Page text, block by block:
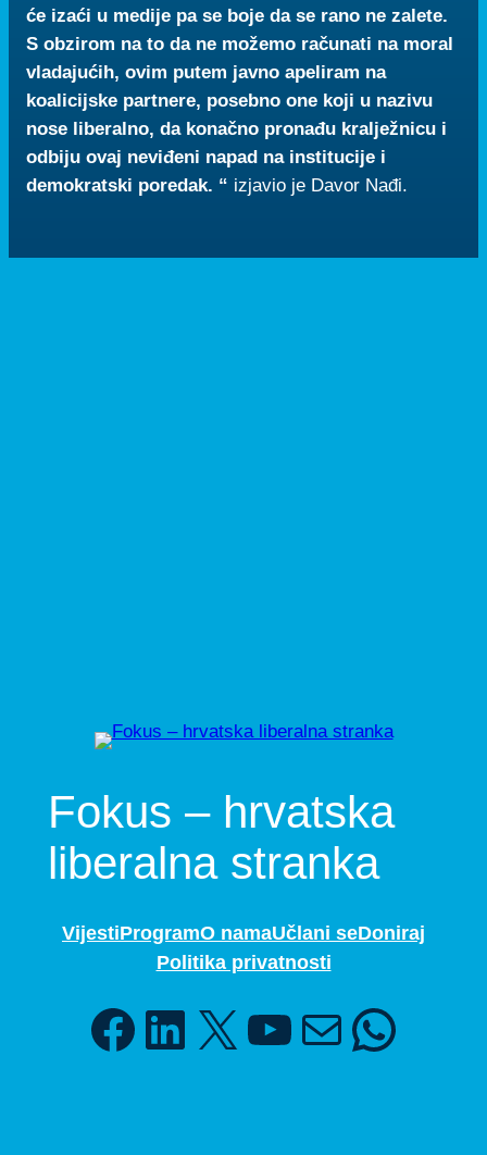
će izaći u medije pa se boje da se rano ne zalete.
S obzirom na to da ne možemo računati na moral
vladajućih, ovim putem javno apeliram na
koalicijske partnere, posebno one koji u nazivu
nose liberalno, da konačno pronađu kralježnicu i
odbiju ovaj neviđeni napad na institucije i
demokratski poredak. “ izjavio je Davor Nađi.
Fokus – hrvatska
liberalna stranka
VijestiProgramO namaUčlani seDoniraj
Politika privatnosti
FacebookLinkedIn
X YouTube
Mail WhatsApp